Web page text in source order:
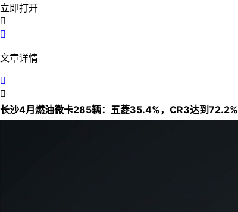
立即打开


文章详情


长沙4月燃油微卡285辆：五菱35.4%，CR3达到72.2%